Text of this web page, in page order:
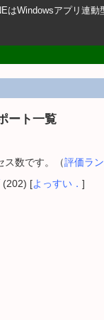
はWindowsアプリ連
ート一覧
ス数です。（評価ラ
(202) [よっすい． ]